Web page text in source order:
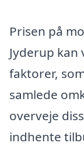
Prisen på
Jyderup
faktorer,
samlede
overveje
indhente